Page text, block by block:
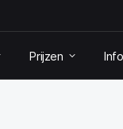
Prijzen